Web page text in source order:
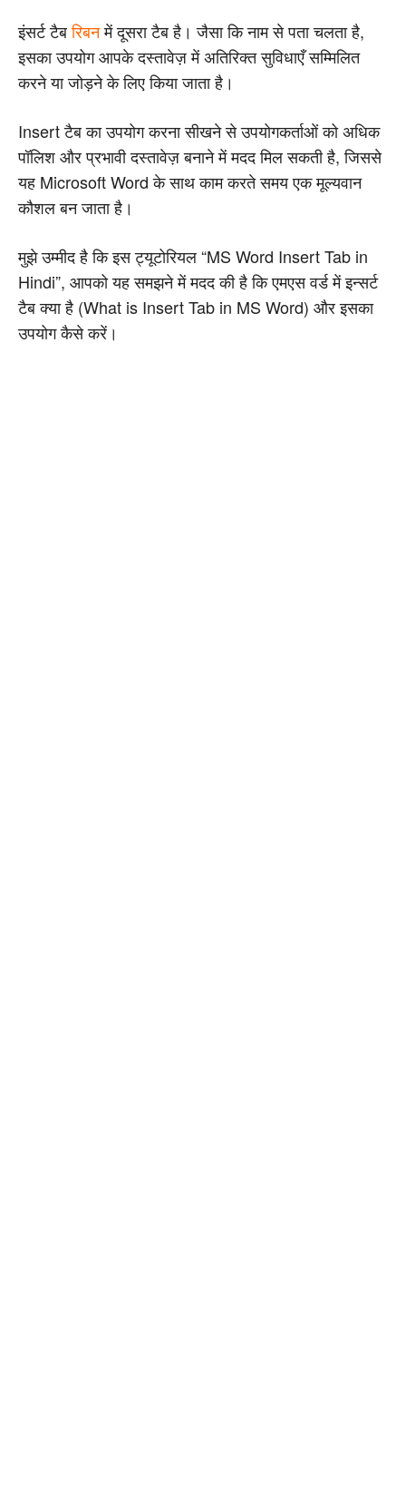
इंसर्ट टैबरिबनमें दूसरा टैब है। जैसा कि नाम से पता चलता है,
इसका उपयोग आपके दस्तावेज़ में अतिरिक्त सुविधाएँ सम्मिलित
करने या जोड़ने के लिए किया जाता है।
Insert टैब का उपयोग करना सीखने से उपयोगकर्ताओं को अधिक
पॉलिश और प्रभावी दस्तावेज़ बनाने में मदद मिल सकती है, जिससे
यह Microsoft Word के साथ काम करते समय एक मूल्यवान
कौशल बन जाता है।
मुझे उम्मीद है कि इस ट्यूटोरियल “MS Word Insert Tab in
Hindi”, आपको यह समझने में मदद की है कि एमएस वर्ड में इन्सर्ट
टैब क्या है (What is Insert Tab in MS Word) और इसका
उपयोग कैसे करें।